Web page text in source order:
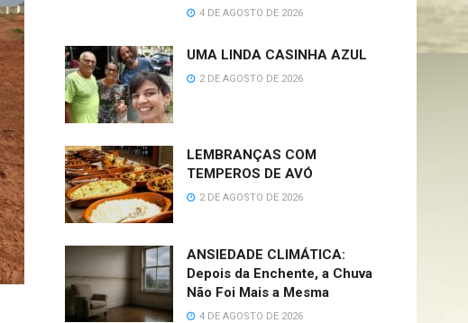
4 DE AGOSTO DE 2026
UMA LINDA CASINHA AZUL
2 DE AGOSTO DE 2026
LEMBRANÇAS COM
TEMPEROS DE AVÓ
2 DE AGOSTO DE 2026
ANSIEDADE CLIMÁTICA:
Depois da Enchente, a Chuva
Não Foi Mais a Mesma
4 DE AGOSTO DE 2026